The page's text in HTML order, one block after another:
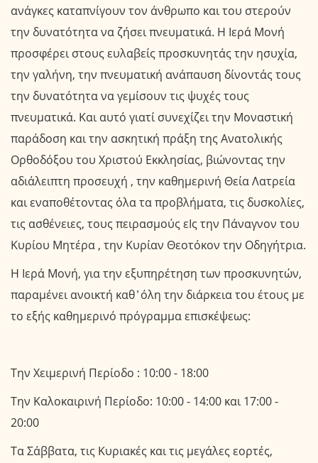
ανάγκες καταπνίγουν τον άνθρωπο και του στερούν
την δυνατότητα να ζήσει πνευματικά. Η Ιερά Μονή
προσφέρει στους ευλαβείς προσκυνητάς την ησυχία,
την γαλήνη, την πνευματική ανάπαυση δίνοντάς τους
την δυνατότητα να γεμίσουν τις ψυχές τους
πνευματικά. Και αυτό γιατί συνεχίζει την Μοναστική
παράδοση και την ασκητική πράξη της Ανατολικής
Ορθοδόξου του Χριστού Εκκλησίας, βιώνοντας την
αδιάλειπτη προσευχή , την καθημερινή Θεία Λατρεία
και εναποθέτοντας όλα τα προβλήματα, τις δυσκολίες,
τις ασθένειες, τους πειρασμούς εΙς την Πάναγνον του
Κυρίου Μητέρα , την Κυρίαν Θεοτόκον την Οδηγήτρια.
Η Ιερά Μονή, για την εξυπηρέτηση των προσκυνητών,
παραμένει ανοικτή καθ ̓ όλη την διάρκεια του έτους με
το εξής καθημερινό πρόγραμμα επισκέψεως:
Την Χειμερινή Περίοδο : 10:00 - 18:00
Την Καλοκαιρινή Περίοδο: 10:00 - 14:00 και 17:00 -
20:00
Τα Σάββατα, τις Κυριακές και τις μεγάλες εορτές,